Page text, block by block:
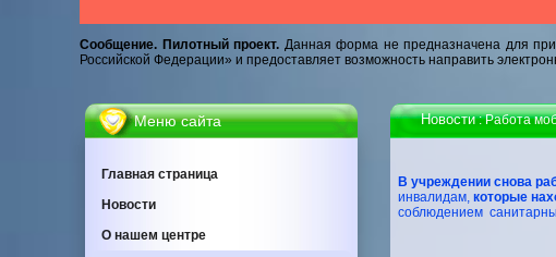
Сообщение. Пилотный проект. Данная форма не предназначена для
Российской Федерации» и предоставляет возможность направить
Меню сайта
Главная страница
Новости
О нашем центре
Новости: Работа
В учреждении снова
инвалидам,которые
соблюдением